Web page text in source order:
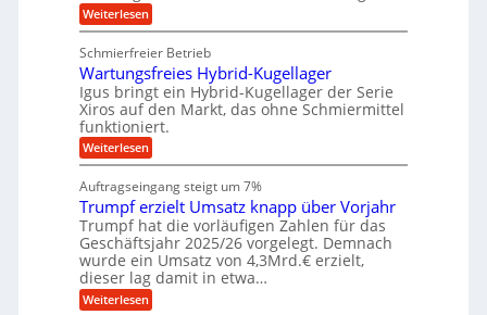
n
e
n
b
e
w
e
g
u
n
g
e
n
v
e
n
d
M
a
s
c
h
i
e
n
b
a
u
r
k
z
e
u
g
k
r
e
i
s
a
u
f
Weiterlesen:
K
g
e
l
s
c
h
i
e
e
n
f
ü
h
r
u
n
Schmierfreier Betrieb
Wartungsfreies Hybrid-Kugellager
Igus bringt ein Hybrid-Kugellager der Serie
Xiros auf den Markt, das ohne Schmiermittel
funktioniert.
Weiterlesen:
W
r
t
u
n
g
s
f
r
Auftragseingang steigt um 7%
Trumpf erzielt Umsatz knapp über Vorjahr
Trumpf hat die vorläufigen Zahlen für das
Geschäftsjahr 2025/26 vorgelegt. Demnach
wurde ein Umsatz von 4,3Mrd.€ erzielt,
dieser lag damit in etwa…
Weiterlesen: